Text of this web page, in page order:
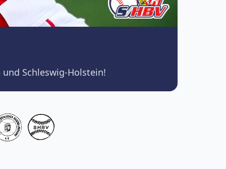
Schleswig-Holstein!